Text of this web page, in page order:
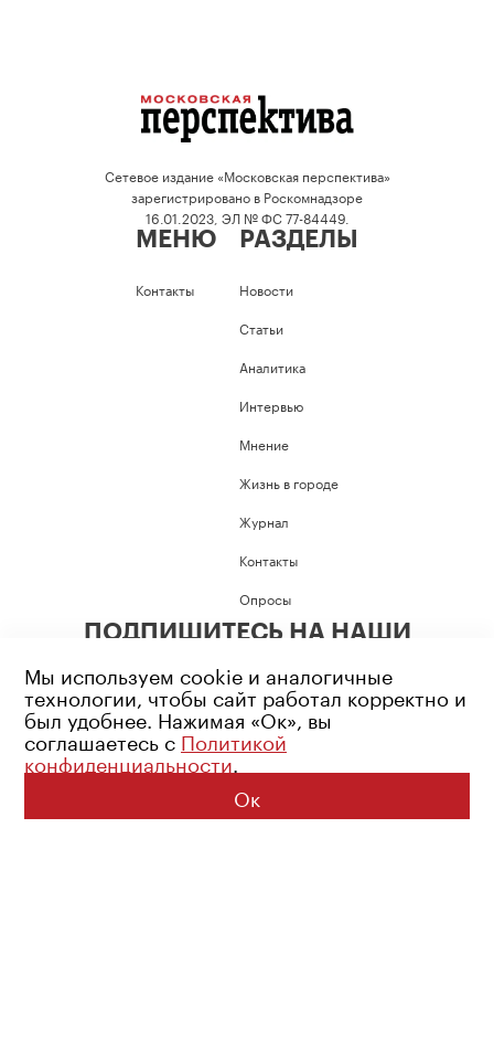
Сетевое издание «Московская перспектива»
зарегистрировано в Роскомнадзоре
16.01.2023, ЭЛ № ФС 77-84449.
МЕНЮ
Контакты
РАЗДЕЛЫ
Новости
Статьи
Аналитика
Интервью
Мнение
Жизнь в городе
Журнал
Контакты
Опросы
ПОДПИШИТЕСЬ НА НАШИ
Возрастное ограничение: 16+
Политика конфиденциальности
© 2026 Все права защищены
Мы используем cookie и аналогичные
технологии, чтобы сайт работал корректно и
был удобнее. Нажимая «Ок», вы
соглашаетесь с Политикой
конфиденциальности.
Ок